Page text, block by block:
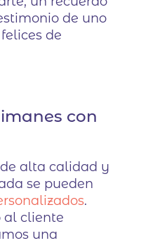
de uno
de
con
alta calidad y
se pueden
.
al cliente
una